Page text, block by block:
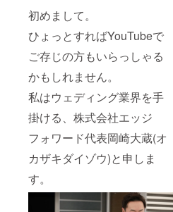
初めまして。
ひょっとすればYouTubeで
ご存じの方もいらっしゃる
かもしれません。
私はウェディング業界を手
掛ける、株式会社エッジ
フォワード代表岡崎大蔵(オ
カザキダイゾウ)と申しま
す。